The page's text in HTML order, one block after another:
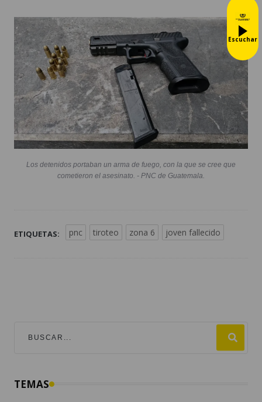
Los detenidos portaban un arma de fuego, con la que se cree que
cometieron el asesinato. - PNC de Guatemala.
ETIQUETAS: pnc tiroteo zona 6 joven fallecido
TEMAS
Escuchar